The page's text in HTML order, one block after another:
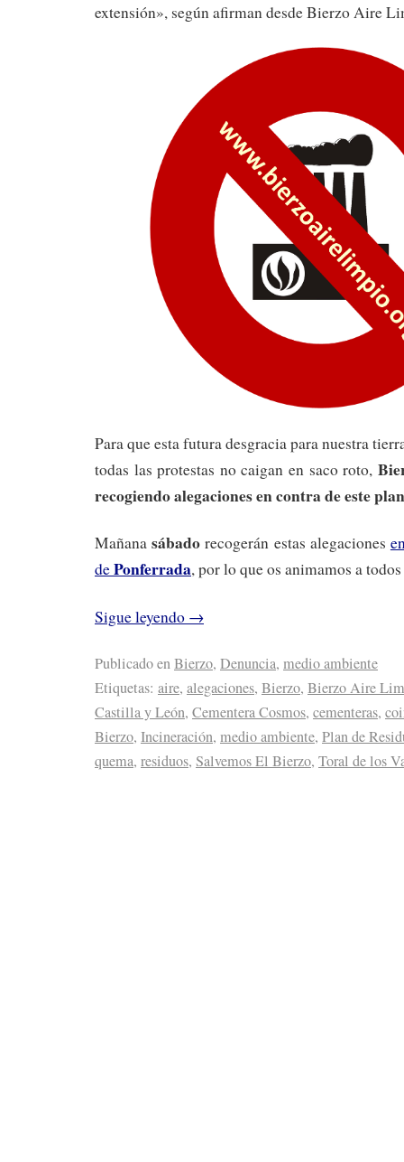
extensión», según afirman desde Bierzo Aire
Para que esta futura desgracia para nuestra
todas las protestas no caigan en saco roto,
recogiendo alegaciones en contra de este
Mañanasábado recogerán estas alegaciones
dePonferrada, por lo que os animamos a
Sigue leyendo →
Publicado enBierzo, Denuncia, medio ambiente
Etiquetas: aire, alegaciones, Bierzo, Bierzo Aire
Castilla y León, Cementera Cosmos, cementeras,
Bierzo, Incineración, medio ambiente, Plan de
quema, residuos, Salvemos El Bierzo, Toral de los